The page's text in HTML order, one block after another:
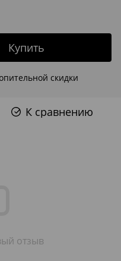
Купить
скидки
К сравнению
отзыв